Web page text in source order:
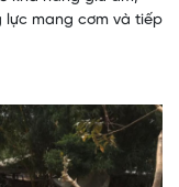
lực mang cơm và tiếp